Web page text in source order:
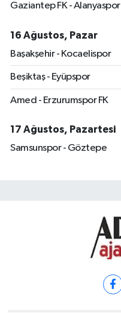
Gaziantep FK - Alanyaspor
16 Ağustos, Pazar
Başakşehir - Kocaelispor
Beşiktaş - Eyüpspor
Amed - Erzurumspor FK
17 Ağustos, Pazartesi
Samsunspor - Göztepe